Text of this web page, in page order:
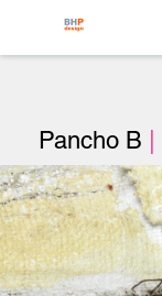
Pancho B